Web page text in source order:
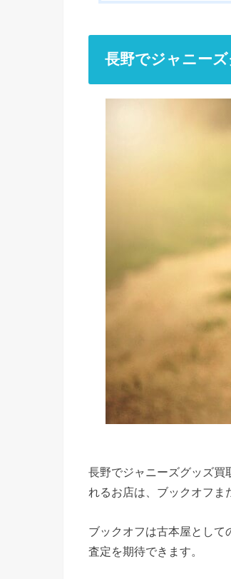
長野でジャニー
長野でジャニーズグッズ買
れるお店は、ブックオフま
ブックオフは古本屋とし
査定を期待できます。